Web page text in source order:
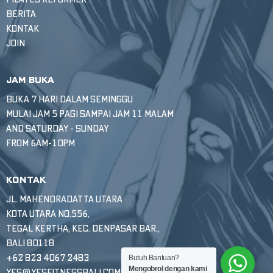
BERITA
KONTAK
JOIN
JAM BUKA
BUKA 7 HARI DALAM SEMINGGU
MULAI JAM 5 PAGI SAMPAI JAM 11 MALAM
AND SATURDAY - SUNDAY
FROM 6AM-10PM
KONTAK
JL. MAHENDRADATTA UTARA
KOTA UTARA NO.556,
TEGAL KERTHA, KEC. DENPASAR BAR.,
BALI 80118
+62 823 4067 2483
Butuh Bantuan?
Mengobrol dengan kami